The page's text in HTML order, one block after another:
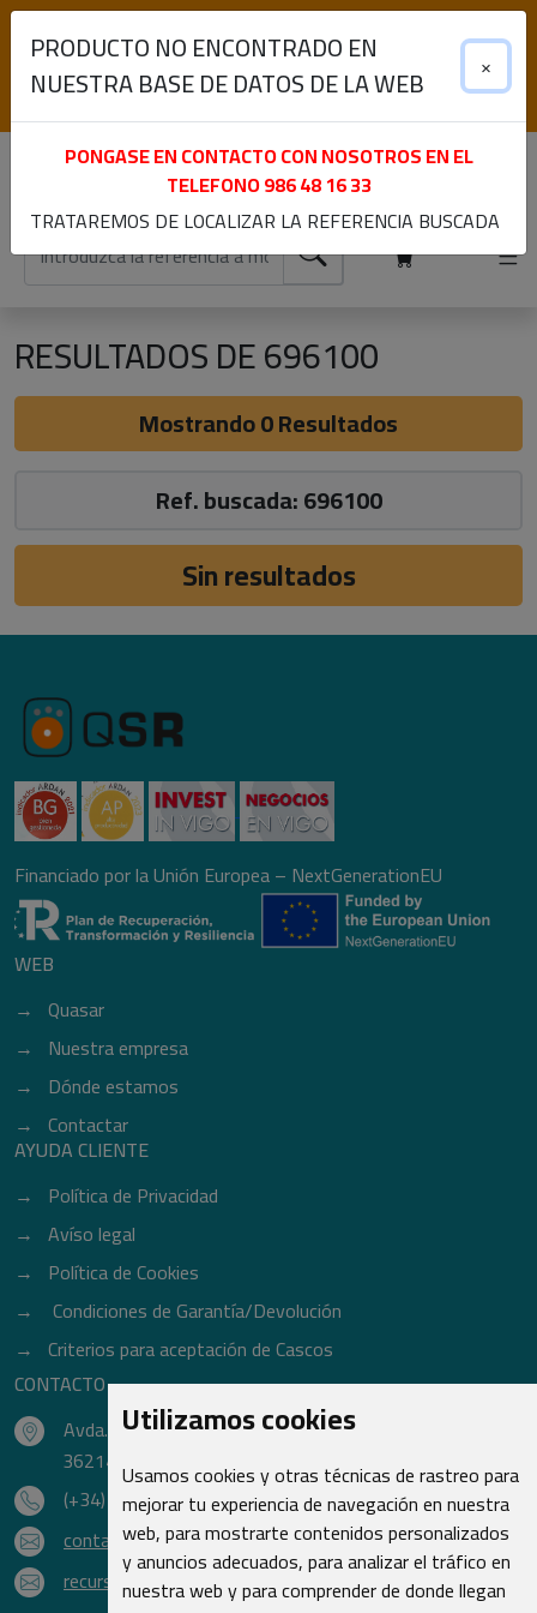
Utilizamos cookies
Usamos cookies y otras técnicas de rastreo para
mejorar tu experiencia de navegación en nuestra
web, para mostrarte contenidos personalizados
y anuncios adecuados, para analizar el tráfico en
nuestra web y para comprender de donde llegan
Lunes a Viernes de 9:00 a 13:30 y 15:30 a 19:00
Iniciar sesión
Registrarme
RESULTADOS DE 696100
Mostrando 0 Resultados
Ref. buscada: 696100
Sin resultados
Financiado por la Unión Europea – NextGenerationEU
WEB
Quasar
Nuestra empresa
Dónde estamos
Contactar
AYUDA CLIENTE
Política de Privacidad
Avíso legal
Política de Cookies
Condiciones de Garantía/Devolución
Criterios para aceptación de Cascos
CONTACTO
Avda. do Freixo - Sardoma, 13
36214 Vigo - Pontevedra - España
(+34) 986 48 16 33
contacto@qsr.es
recursoshumanos@qsr.es
PRODUCTO NO ENCONTRADO EN
NUESTRA BASE DE DATOS DE LA WEB
×
PONGASE EN CONTACTO CON NOSOTROS EN EL
TELEFONO986 48 16 33
TRATAREMOS DE LOCALIZAR LA REFERENCIA BUSCADA